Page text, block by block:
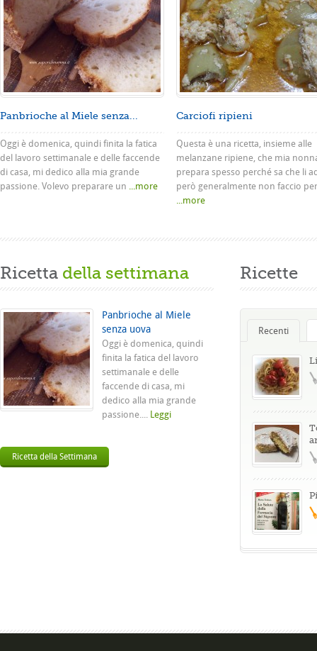
Panbrioche al Miele senza...
Oggi è domenica, quindi finita la fatica
del lavoro settimanale e delle faccende
di casa, mi dedico alla mia grande
passione. Volevo preparare un ...more
Carciofi ripieni
Questa è una ricetta, insieme alle
melanzane ripiene, che mia
prepara spesso perché sa che li
però generalmente non faccio
...more
Ricetta della settimana
Panbrioche al Miele
senza uova
Oggi è domenica, quindi
finita la fatica del lavoro
settimanale e delle
faccende di casa, mi
dedico alla mia grande
passione.... Leggi
Ricetta della Settimana
Ricette
Recenti